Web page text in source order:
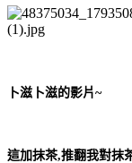
卜滋卜滋的影片~
這加抹茶,推翻我對抹